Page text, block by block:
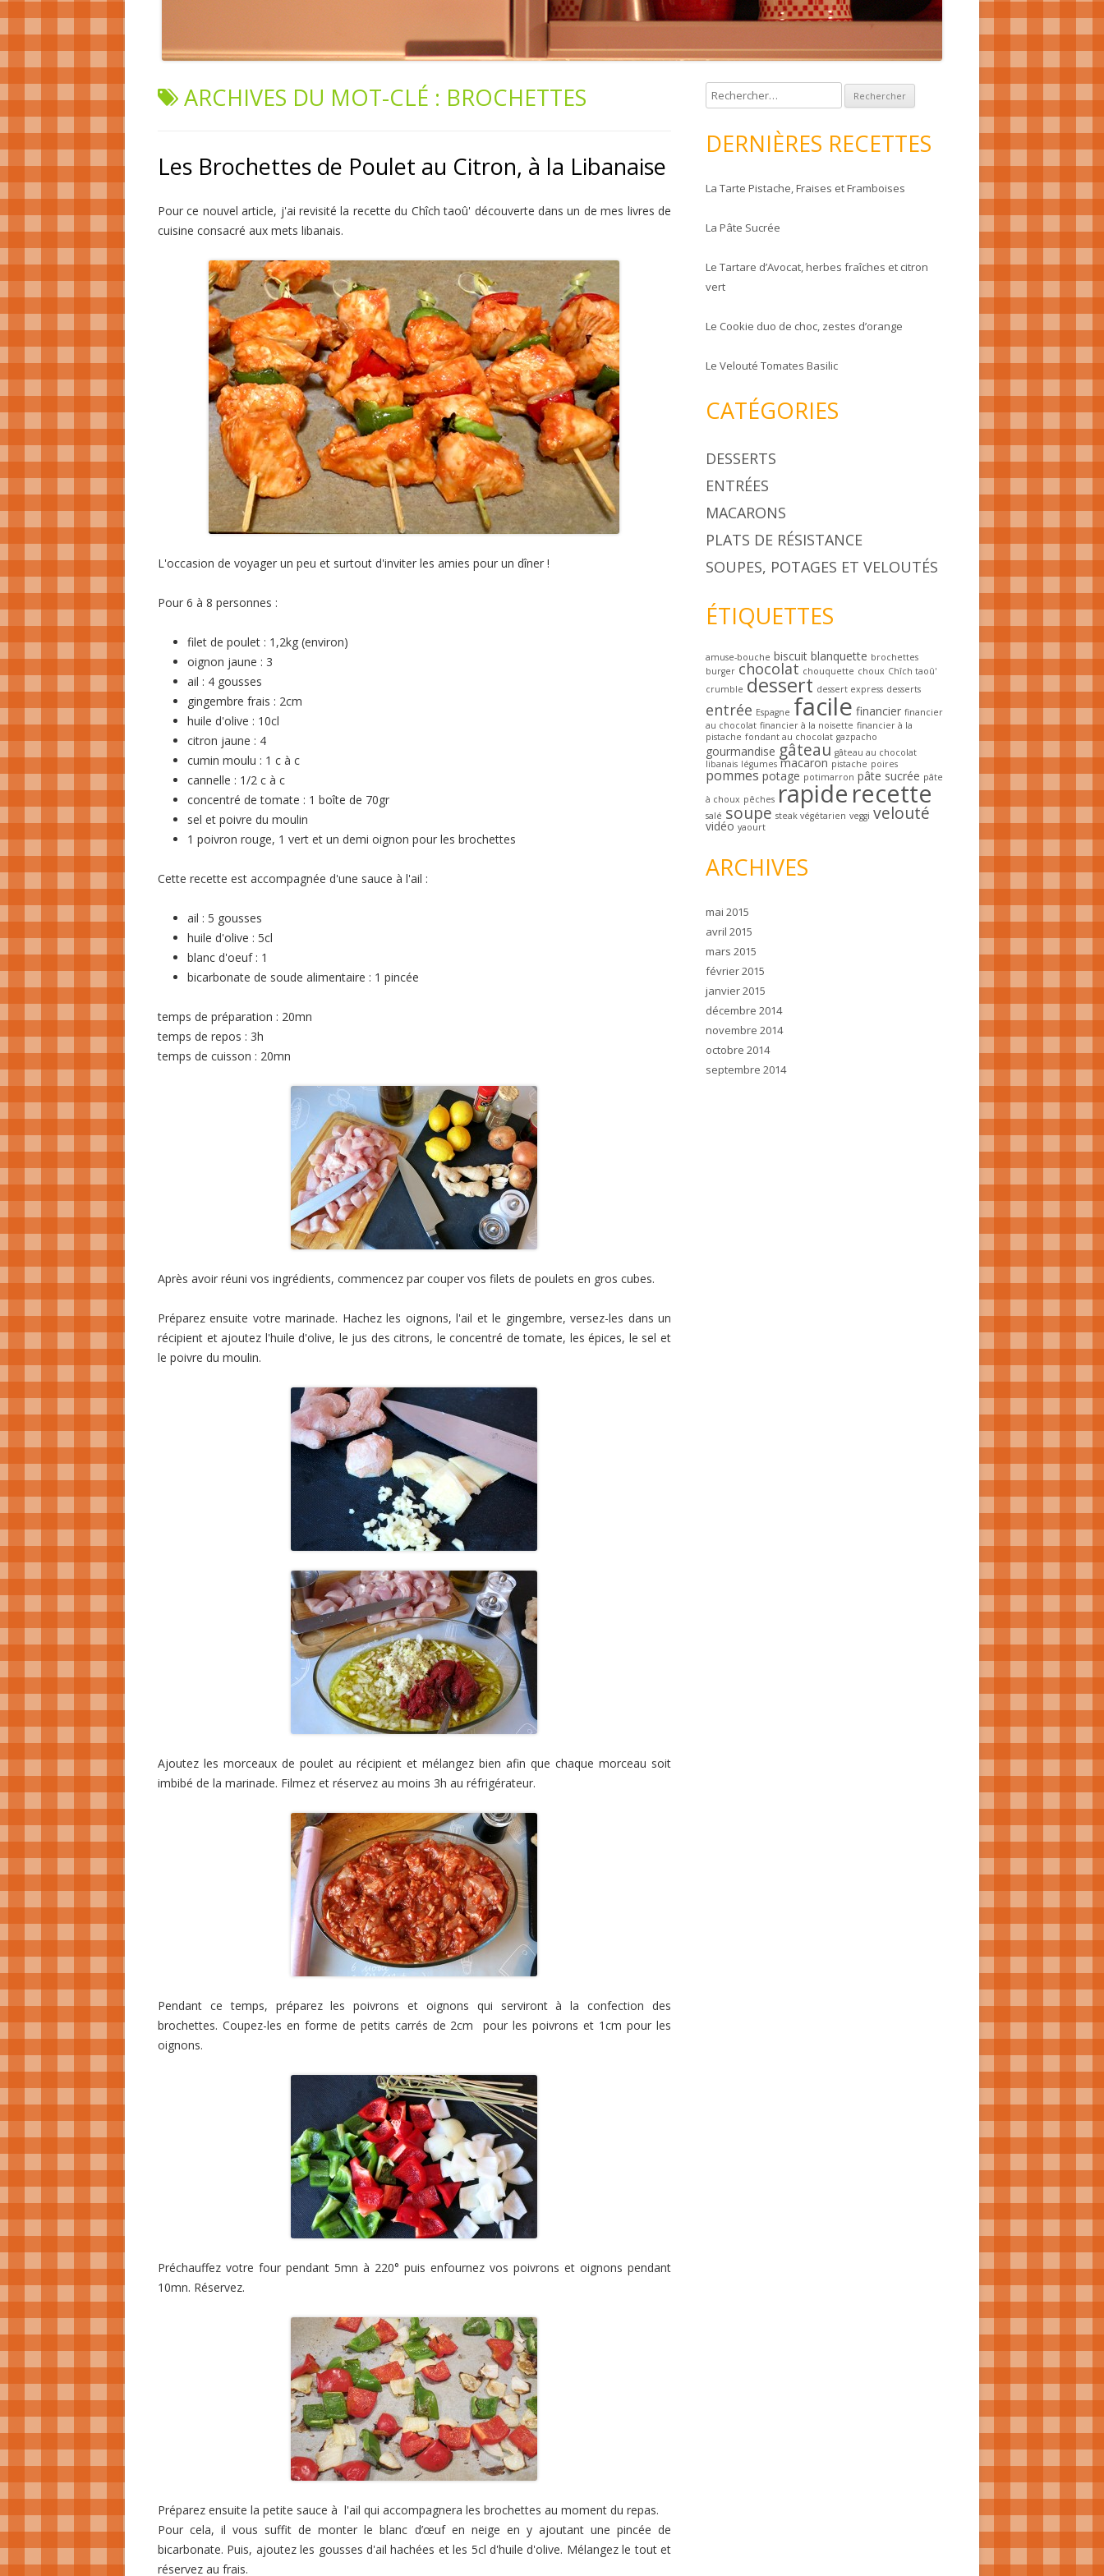
ARCHIVES DU MOT-CLÉ : BROCHETTES
Les Brochettes de Poulet au Citron, à la Libanaise
Pour ce nouvel article, j'ai revisité la recette du Chîch taoû' découverte dans un de mes livres de
cuisine consacré aux mets libanais.
L'occasion de voyager un peu et surtout d'inviter les amies pour un dîner !
Pour 6 à 8 personnes :
filet de poulet : 1,2kg (environ)
oignon jaune : 3
ail : 4 gousses
gingembre frais : 2cm
huile d'olive : 10cl
citron jaune : 4
cumin moulu : 1 c à c
cannelle : 1/2 c à c
concentré de tomate : 1 boîte de 70gr
sel et poivre du moulin
1 poivron rouge, 1 vert et un demi oignon pour les brochettes
Cette recette est accompagnée d'une sauce à l'ail :
ail : 5 gousses
huile d'olive : 5cl
blanc d'oeuf : 1
bicarbonate de soude alimentaire : 1 pincée
temps de préparation : 20mn
temps de repos : 3h
temps de cuisson : 20mn
Après avoir réuni vos ingrédients, commencez par couper vos filets de poulets en gros cubes.
Préparez ensuite votre marinade. Hachez les oignons, l'ail et le gingembre, versez-les dans un
récipient et ajoutez l'huile d'olive, le jus des citrons, le concentré de tomate, les épices, le sel et
le poivre du moulin.
Ajoutez les morceaux de poulet au récipient et mélangez bien afin que chaque morceau soit
imbibé de la marinade. Filmez et réservez au moins 3h au réfrigérateur.
Pendant ce temps, préparez les poivrons et oignons qui serviront à la confection des
brochettes. Coupez-les en forme de petits carrés de 2cm pour les poivrons et 1cm pour les
oignons.
Préchauffez votre four pendant 5mn à 220° puis enfournez vos poivrons et oignons pendant
10mn. Réservez.
Préparez ensuite la petite sauce à l'ail qui accompagnera les brochettes au moment du repas.
Pour cela, il vous suffit de monter le blanc d’œuf en neige en y ajoutant une pincée de
bicarbonate. Puis, ajoutez les gousses d'ail hachées et les 5cl d'huile d'olive. Mélangez le tout et
réservez au frais.
e
h
r
h
r
DERNIÈRES RECETTES
La Tarte Pistache, Fraises et Framboises
La Pâte Sucrée
Le Tartare d’Avocat, herbes fraîches et citron
vert
Le Cookie duo de choc, zestes d’orange
Le Velouté Tomates Basilic
CATÉGORIES
DESSERTS
ENTRÉES
MACARONS
PLATS DE RÉSISTANCE
SOUPES, POTAGES ET VELOUTÉS
ÉTIQUETTES
amuse-bouche biscuit blanquette brochettes
burger chocolat chouquette choux Chîch taoû'
crumble dessert dessert express desserts
entrée Espagne facile financier financier
au chocolat financier à la noisette financier à la
pistache fondant au chocolat gazpacho
gourmandise gâteau gâteau au chocolat
libanais légumes macaron pistache poires
pommes potage potimarron pâte sucrée pâte
à choux pêches rapide recette
salé soupe steak végétarien veggi velouté
vidéo yaourt
ARCHIVES
mai 2015
avril 2015
mars 2015
février 2015
janvier 2015
décembre 2014
novembre 2014
octobre 2014
septembre 2014